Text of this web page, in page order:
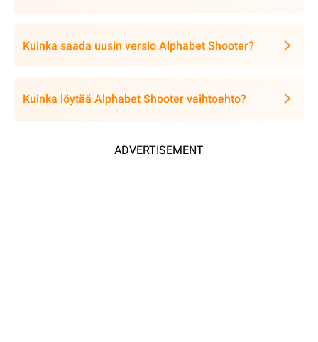
Kuinka saada uusin versio Alphabet Shooter?
Kuinka löytää Alphabet Shooter vaihtoehto?
ADVERTISEMENT